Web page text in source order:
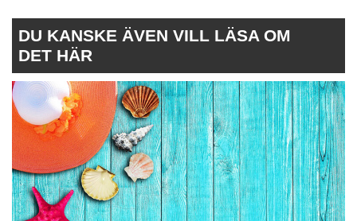
DU KANSKE ÄVEN VILL LÄSA OM
DET HÄR